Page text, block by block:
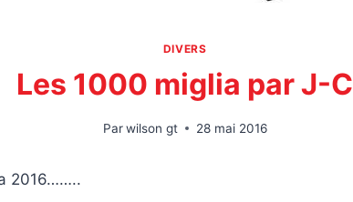
DIVERS
Les 1000 miglia par J-C
Par wilson gt 28 mai 2016
2016……..